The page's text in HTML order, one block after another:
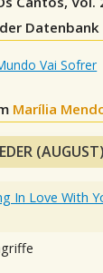
Datenbank
Vai Sofrer
Marília
(AUGUST)
In Love With